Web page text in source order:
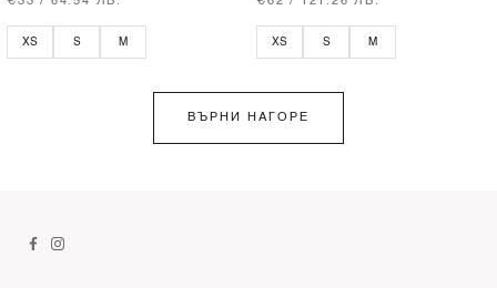
XS S M XS S M
ВЪРНИ НАГОРЕ